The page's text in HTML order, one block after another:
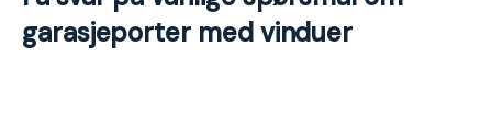
garasjeporter med vinduer